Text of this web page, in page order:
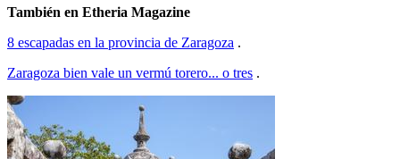
También en Etheria Magazine
8 escapadas en la provincia de Zaragoza .
Zaragoza bien vale un vermú torero... o tres .